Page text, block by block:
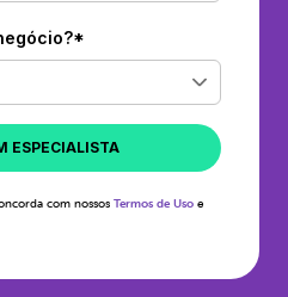
ESPECIALISTA
com nossos Termos de Uso e